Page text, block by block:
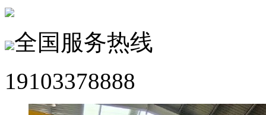
全国服务热线
19103378888